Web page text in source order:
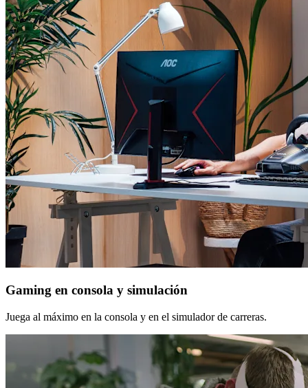
Gaming en consola y simulación
Juega al máximo en la consola y en el simulador de carreras.